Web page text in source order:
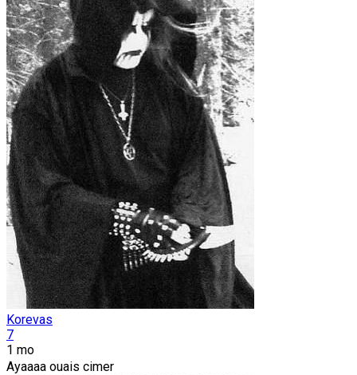
Korevas
7
1 mo
Ayaaaa ouais cimer